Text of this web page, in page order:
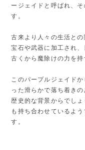
ージェイドと呼ばれ、
す。
古来より人々の生活と
宝石や武器に加工され
古くから魔除けの力を持
このパープルジェイド
った滑らかで落ち着き
歴史的な背景からでし
も持ち合わせているよ
す。